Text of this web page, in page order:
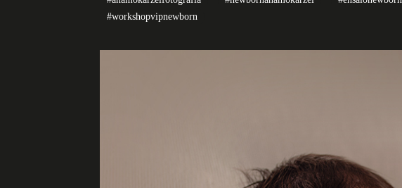
#workshopvipnewborn